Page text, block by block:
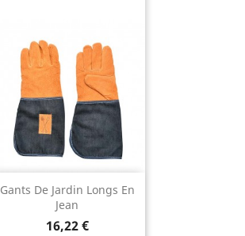
Gants De Jardin Longs En
Jean
Prix
16,22 €